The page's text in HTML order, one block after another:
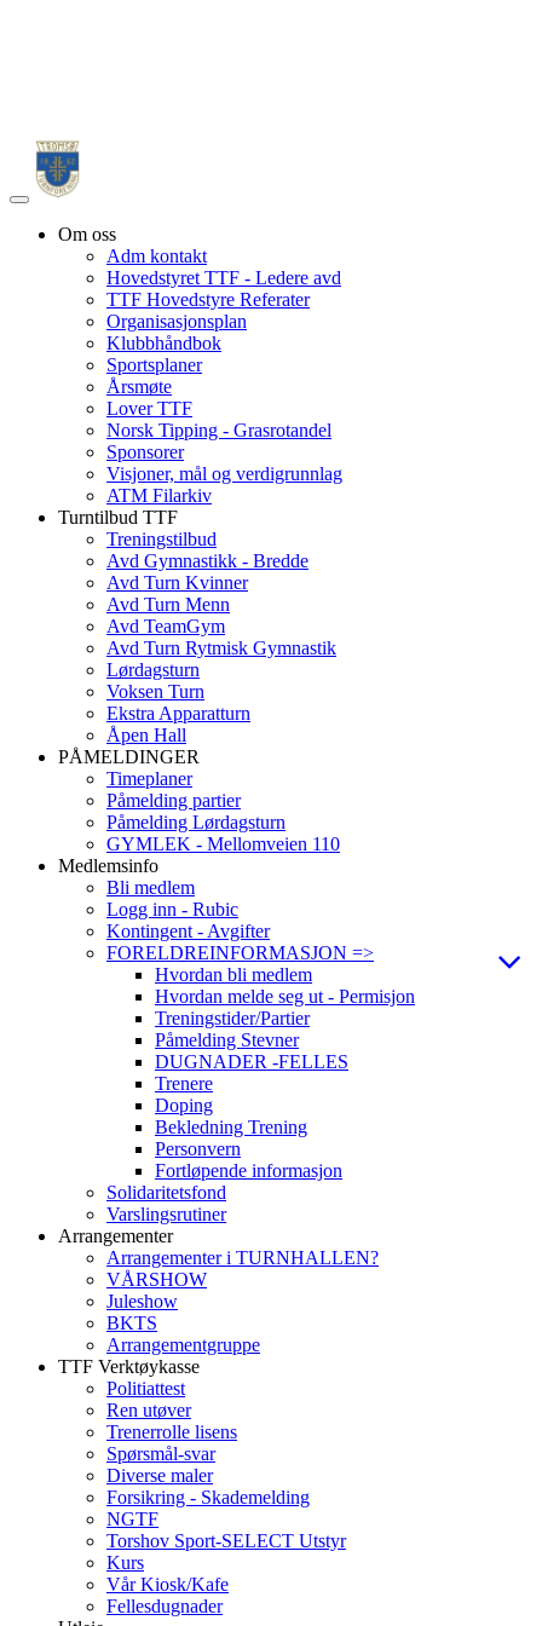
Veksle
navigasjonOm oss
Adm kontakt
Hovedstyret TTF - Ledere avd
TTF Hovedstyre Referater
Organisasjonsplan
Klubbhåndbok
Sportsplaner
Årsmøte
Lover TTF
Norsk Tipping - Grasrotandel
Sponsorer
Visjoner, mål og verdigrunnlag
ATM Filarkiv
Turntilbud TTF
Treningstilbud
Avd Gymnastikk - Bredde
Avd Turn Kvinner
Avd Turn Menn
Avd TeamGym
Avd Turn Rytmisk Gymnastik
Lørdagsturn
Voksen Turn
Ekstra Apparatturn
Åpen Hall
PÅMELDINGER
Timeplaner
Påmelding partier
Påmelding Lørdagsturn
GYMLEK - Mellomveien 110
Medlemsinfo
Bli medlem
Logg inn - Rubic
Kontingent - Avgifter
FORELDREINFORMASJON =>
Hvordan bli medlem
Hvordan melde seg ut - Permisjon
Treningstider/Partier
Påmelding Stevner
DUGNADER -FELLES
Trenere
Doping
Bekledning Trening
Personvern
Fortløpende informasjon
Solidaritetsfond
Varslingsrutiner
Arrangementer
Arrangementer i TURNHALLEN?
VÅRSHOW
Juleshow
BKTS
Arrangementgruppe
TTF Verktøykasse
Politiattest
Ren utøver
Trenerrolle lisens
Spørsmål-svar
Diverse maler
Forsikring - Skademelding
NGTF
Torshov Sport-SELECT Utstyr
Kurs
Vår Kiosk/Kafe
Fellesdugnader